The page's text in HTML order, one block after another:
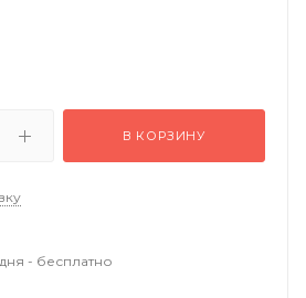
В КОРЗИНУ
- бесплатно